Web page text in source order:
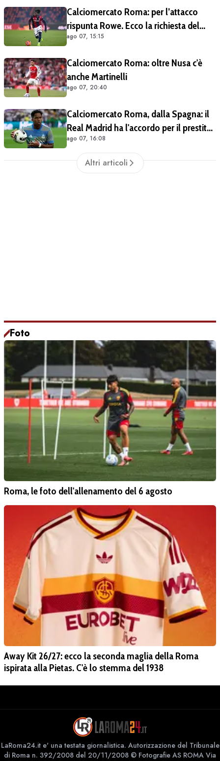
Calciomercato Roma: per l’attacco
rispunta Rowe. Ecco la richiesta del
Bologna
ago 07, 15:15
Calciomercato Roma: oltre Nusa c'è
anche Martinelli
ago 07, 20:40
Calciomercato Roma, dalla Spagna: il
Real Madrid ha l'accordo per il prestito
di Endrick in Premier League
ago 07, 16:08
Altri articoli
Foto
Roma, le foto dell'allenamento del 6 agosto
Away Kit 26/27: ecco la seconda maglia della Roma
ispirata alla Pietas. C'è lo stemma del 1938
LaRoma24.it e' una testata giornalistica. Autorizzazione del Tribunale
di Roma n. 392/2008 del 20/11/2008 © Fotografie AS ROMA Via